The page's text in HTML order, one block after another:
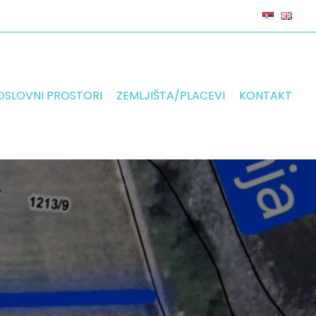
PROSTORI ZEMLJIŠTA/PLACEVI KONTAKT